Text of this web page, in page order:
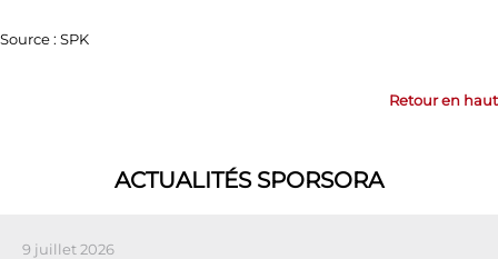
Source : SPK
Retour en haut
ACTUALITÉS SPORSORA
9 juillet 2026